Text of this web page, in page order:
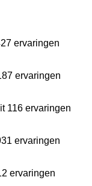
ervaringen
ervaringen
116 ervaringen
ervaringen
ervaringen